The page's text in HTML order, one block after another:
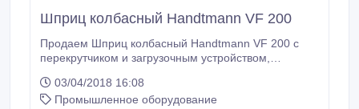
Шприц колбасный Handtmann VF 200
Продаем Шприц колбасный Handtmann VF 200 с
перекрутчиком и загрузочным устройством,
техническом состоянии..
03/04/2018 16:08
Промышленное оборудование